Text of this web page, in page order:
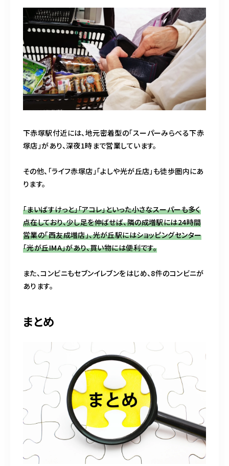
下赤塚駅付近には、地元密着型の「スーパーみらべる下赤
塚店」があり、深夜1時まで営業しています。
その他、「ライフ赤塚店」「よしや光が丘店」も徒歩圏内にあ
ります。
「まいばすけっと」「アコレ」といった小さなスーパーも多く
点在しており、少し足を伸ばせば、隣の成増駅には24時間
営業の「西友成増店」、光が丘駅にはショッピングセンター
「光が丘IMA」があり、買い物には便利です。
また、コンビニもセブンイレブンをはじめ、8件のコンビニが
あります。
まとめ